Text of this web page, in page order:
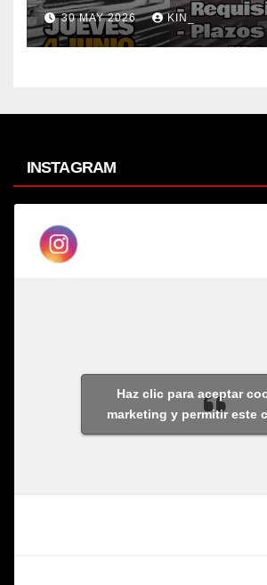
30 MAY 2026 KIN_
INSTAGRAM
Haz clic para aceptar
marketing y permitir este